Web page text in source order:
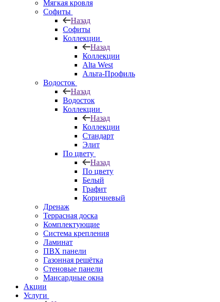
Мягкая кровля
Софиты
Назад
Софиты
Коллекции
Назад
Коллекции
Alta West
Альта-Профиль
Водосток
Назад
Водосток
Коллекции
Назад
Коллекции
Стандарт
Элит
По цвету
Назад
По цвету
Белый
Графит
Коричневый
Дренаж
Террасная доска
Комплектующие
Система крепления
Ламинат
ПВХ панели
Газонная решётка
Стеновые панели
Мансардные окна
Акции
Услуги